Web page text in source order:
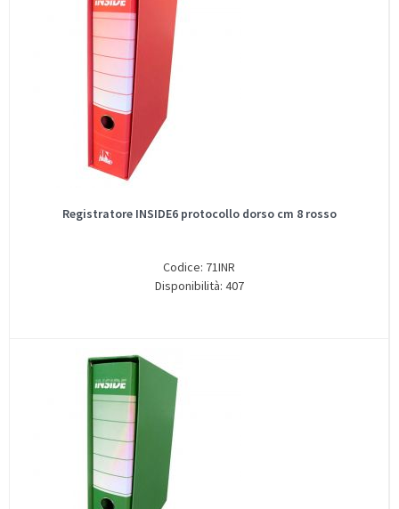
Registratore INSIDE6 protocollo dorso cm 8 rosso
Codice: 71INR
Disponibilità: 407